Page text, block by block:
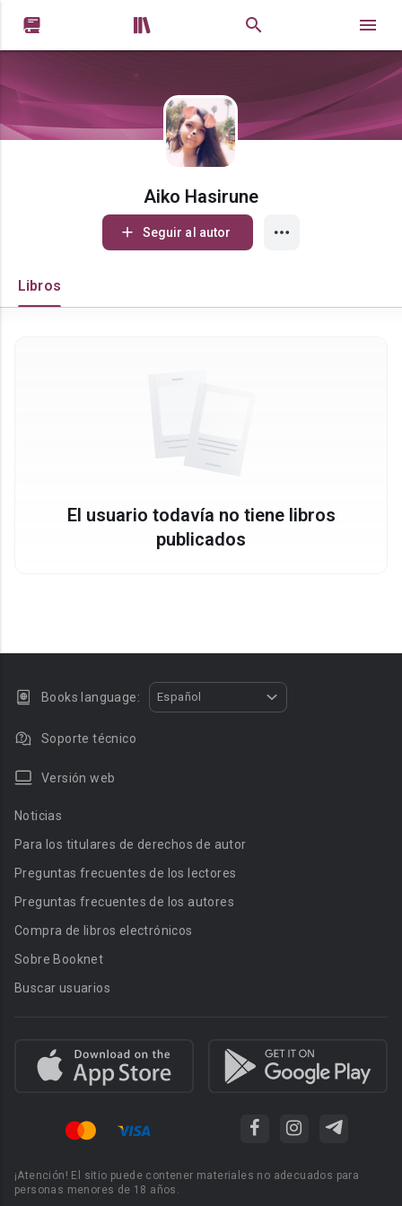
 
Aiko Hasirune
Seguir al autor
Libros
El usuario todavía no tiene libros
publicados
Books language: Español
Soporte técnico
Versión web
Noticias
Para los titulares de derechos de autor
Preguntas frecuentes de los lectores
Preguntas frecuentes de los autores
Compra de libros electrónicos
Sobre Booknet
Buscar usuarios
¡Atención! El sitio puede contener materiales no adecuados para
personas menores de 18 años.